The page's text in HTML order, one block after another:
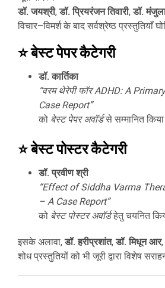
डॉ. जयश्री,डॉ. प्रियरंजन तिवारी,डॉ.
विचार–विमर्श के बाद सर्वश्रेष्ठ प्रस्तुतियाँ
⭐बेस्ट पेपर कैटेगरी
डॉ. कार्तिका
“वरम थेरेपी फॉर ADHD: A
Case Report”
को बेस्ट पेपर अवॉर्डसे सम्मानित किया
⭐बेस्ट पोस्टर कैटेगरी
डॉ. प्रवीण श्री
“Effect of Siddha Varma
– A Case Report”
को बेस्ट पोस्टर अवॉर्डहेतु चयनित
इसके अलावा,डॉ. हरीप्रशांत,डॉ. मिधून आर
शोध प्रस्तुतियों को भी जूरी द्वारा विशेष